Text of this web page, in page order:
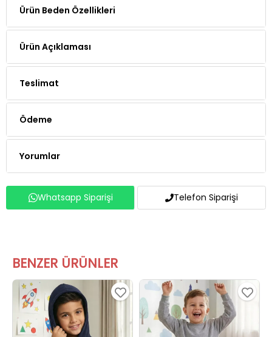
Ürün Beden Özellikleri
Ürün Açıklaması
Teslimat
Ödeme
Yorumlar
Whatsapp Siparişi Telefon Siparişi
BENZER ÜRÜNLER